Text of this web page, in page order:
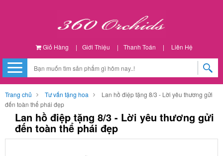
Giỏ Hàng | Giới Thiệu | Thanh Toán | Liên Hệ
Trang chủ Tư vấn tặng hoa
Lan hồ điệp tặng 8/3 - Lời yêu thương gửi
đến toàn thể phái đẹp
Lan hồ điệp tặng 8/3 - Lời yêu thương gửi
đến toàn thể phái đẹp